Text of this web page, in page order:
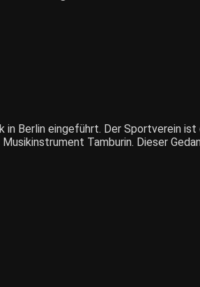
Berlin eingeführt. Der Sportverein
Tamburin. Dieser